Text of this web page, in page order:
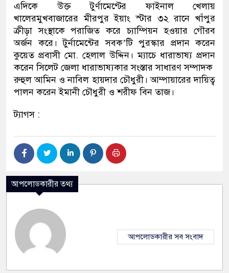
এদিকে উক্ত টুর্ণামেণ্টের ফাইনাল খেলায়
খালেরমুখবাজারের মীরপুর ইয়াং স্টার ৩২ রানে খাঁপুর
ক্রীড়া সংস্থাকে পরাজিত করে চ্যাম্পিয়ন হওয়ার গৌরব
অর্জন করে। টুর্নামেন্টের সবক’টি পুরস্কার প্রদান করেন
কুয়েত প্রবাসী মো. হেলাল উদ্দিন। ম্যাচে ধারাভাষ্য প্রদান
করেন সিলেট জেলা ধারাভাষ্যকার সংস্তার সাধারণ সম্পাদক
রুহুল আমিন ও নাবিল হায়দার চৌধুরী। আম্পায়ারের দায়িত্ব
পালন করেন ইমানী চৌধুরী ও শরীফ বিন তাজ।
ট্যাগস :
আপলোডকারীর তথ্য
আপলোডকারীর সব সংবাদ